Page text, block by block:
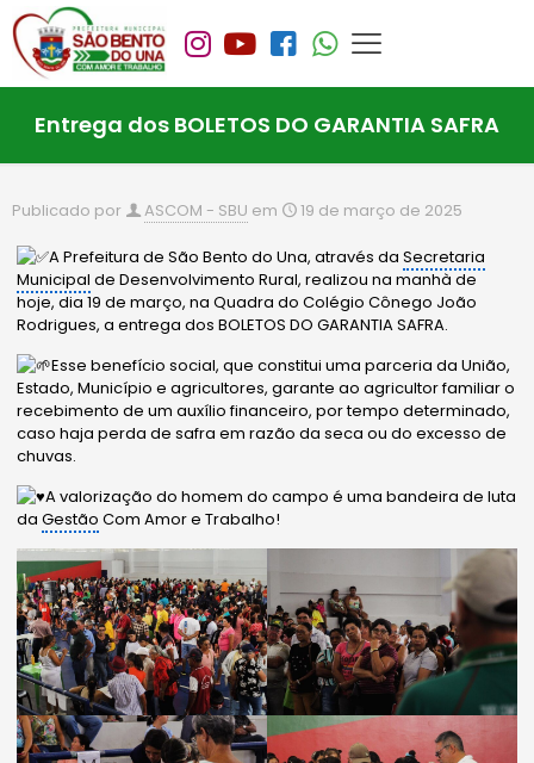
Entrega dos BOLETOS DO GARANTIA SAFRA
Publicado por ASCOM - SBU em 19 de março de 2025
A Prefeitura de São Bento do Una, através daSecretaria
Municipal de Desenvolvimento Rural, realizou na manhà de
hoje, dia 19 de março, na Quadra do Colégio Cônego João
Rodrigues, a entrega dos BOLETOS DO GARANTIA SAFRA.
Esse benefício social, que constitui uma parceria da União,
Estado, Município e agricultores, garante ao agricultor familiar o
recebimento de um auxílio financeiro, por tempo determinado,
caso haja perda de safra em razão da seca ou do excesso de
chuvas.
Avalorização do homem do campo é uma bandeira de luta
daGestão Com Amor e Trabalho!